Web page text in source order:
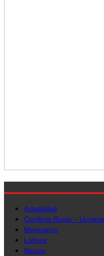
Actualidad
Conflicto Rusia – Ucrania
Mexicanos
Latinos
Nación